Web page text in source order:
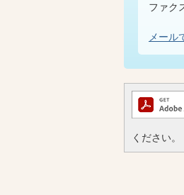
ファク
メール
ください。